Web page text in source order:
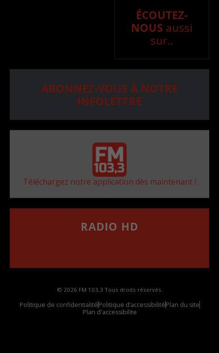
ÉCOUTEZ-
NOUS aussi
sur..
ABONNEZ-VOUS À NOTRE
INFOLETTRE
Téléchargez notre application dès maintenant !
RADIO HD
© 2026 FM 103,3 Tous droits réservés.
Politique de confidentialitéPolitique d’accessibilitéPlan du site
Plan d'accessibilite